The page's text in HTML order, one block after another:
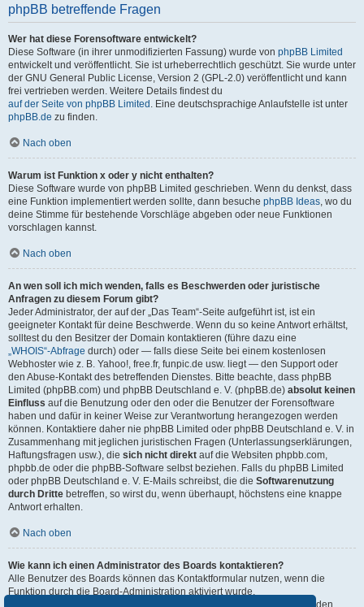
phpBB betreffende Fragen
Wer hat diese Forensoftware entwickelt?
Diese Software (in ihrer unmodifizierten Fassung) wurde von phpBB Limited
entwickelt und veröffentlicht. Sie ist urheberrechtlich geschützt. Sie wurde unter
der GNU General Public License, Version 2 (GPL-2.0) veröffentlicht und kann
frei vertrieben werden. Weitere Details findest du
auf der Seite von phpBB Limited . Eine deutschsprachige Anlaufstelle ist unter
phpBB.de zu finden.
Nach oben
Warum ist Funktion x oder y nicht enthalten?
Diese Software wurde von phpBB Limited geschrieben. Wenn du denkst, dass
eine Funktion implementiert werden sollte, dann besuche phpBB Ideas, wo du
deine Stimme für bestehende Vorschläge abgeben oder neue Funktionen
vorschlagen kannst.
Nach oben
An wen soll ich mich wenden, falls es Beschwerden oder juristische
Anfragen zu diesem Forum gibt?
Jeder Administrator, der auf der „Das Team“-Seite aufgeführt ist, ist ein
geeigneter Kontakt für deine Beschwerde. Wenn du so keine Antwort erhältst,
solltest du den Besitzer der Domain kontaktieren (führe dazu eine
„WHOIS“-Abfrage durch) oder — falls diese Seite bei einem kostenlosen
Webhoster wie z. B. Yahoo!, free.fr, funpic.de usw. liegt — den Support oder
den Abuse-Kontakt des betreffenden Dienstes. Bitte beachte, dass phpBB
Limited (phpBB.com) und phpBB Deutschland e. V. (phpBB.de) absolut keinen
Einfluss auf die Benutzung oder den oder die Benutzer der Forensoftware
haben und dafür in keiner Weise zur Verantwortung herangezogen werden
können. Kontaktiere daher nie phpBB Limited oder phpBB Deutschland e. V. in
Zusammenhang mit jeglichen juristischen Fragen (Unterlassungserklärungen,
Haftungsfragen usw.), die sich nicht direkt auf die Websiten phpbb.com,
phpbb.de oder die phpBB-Software selbst beziehen. Falls du phpBB Limited
oder phpBB Deutschland e. V. E-Mails schreibst, die die Softwarenutzung
durch Dritte betreffen, so wirst du, wenn überhaupt, höchstens eine knappe
Antwort erhalten.
Nach oben
Wie kann ich einen Administrator des Boards kontaktieren?
Alle Benutzer des Boards können das Kontaktformular nutzen, wenn die
Funktion durch die Board-Administration aktiviert wurde.
Mitglieder des Boards können zusätzlich den Link „Das Team“ verwenden.